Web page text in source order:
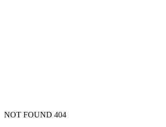
NOT FOUND 404